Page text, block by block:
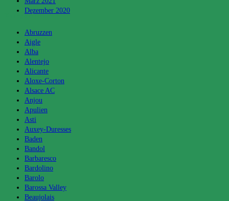
Dezember 2020
Kategorien
Abruzzen
Aigle
Alba
Alentejo
Alicante
Aloxe-Corton
Alsace AC
Anjou
Apulien
Asti
Auxey-Duresses
Baden
Bandol
Barbaresco
Bardolino
Barolo
Barossa Valley
Beaujolais